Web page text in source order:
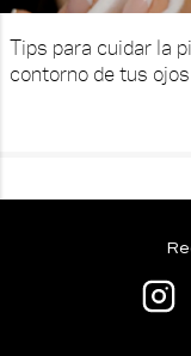
Tips para cuidar la
contorno de tus ojos